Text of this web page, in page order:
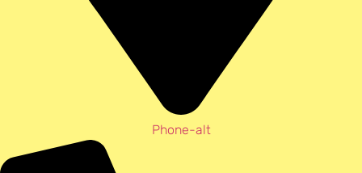
Phone-alt